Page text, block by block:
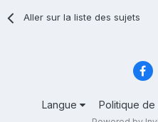
Aller sur la liste des sujets
Langue Politique